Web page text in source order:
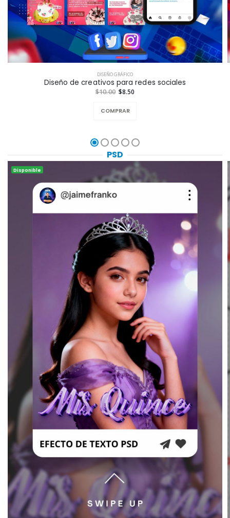
DISEÑO GRÁFICO
Diseño de creativos para redes sociales
$10.00 $8.50
COMPRAR
PSD
Disponible